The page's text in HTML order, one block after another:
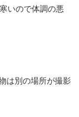
いので体調の悪
は別の場所が撮影